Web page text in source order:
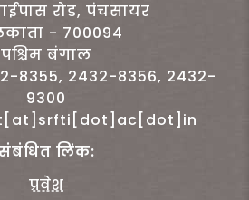
रोड, पंचसायर
- 700094
पश्चिम बंगाल
8355, 2432-8356, 2432-
9300
लिंक:
प्रवेश